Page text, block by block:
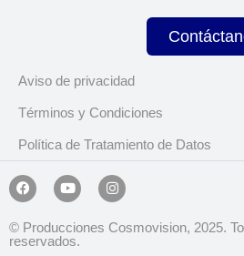
Aviso de privacidad
Términos y Condiciones
Política de Tratamiento de Datos
© Producciones Cosmovision, 2025.
reservados.